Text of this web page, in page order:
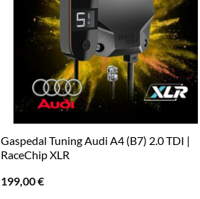
Gaspedal Tuning Audi A4 (B7) 2.0 TDI |
RaceChip XLR
199,00€